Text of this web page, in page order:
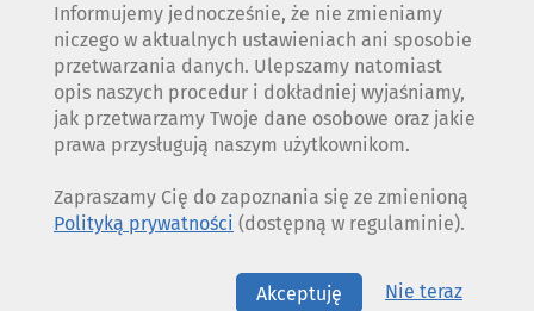
Informujemy jednocześnie, że nie zmieniamy
niczego w aktualnych ustawieniach ani sposobie
przetwarzania danych. Ulepszamy natomiast
opis naszych procedur i dokładniej wyjaśniamy,
jak przetwarzamy Twoje dane osobowe oraz jakie
prawa przysługują naszym użytkownikom.
Zapraszamy Cię do zapoznania się ze zmienioną
Polityką prywatności (dostępną w regulaminie).
Akceptuję Nie teraz